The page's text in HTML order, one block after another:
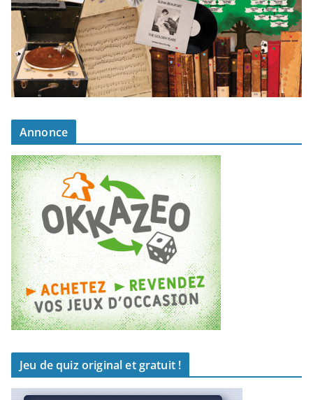
Annonce
Jeu de quiz original et gratuit !